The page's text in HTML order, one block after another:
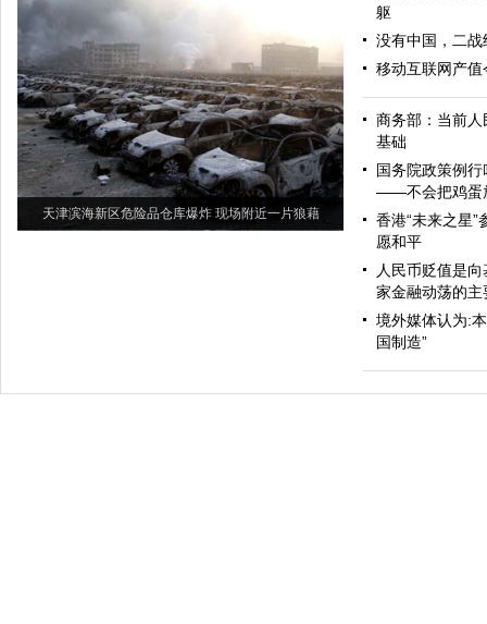
天津滨海新区危险品仓库爆炸 现场附近一片狼藉
躯
没有中国，二
移动互联网产
商务部：当前
基础
国务院政策例
——不会把鸡蛋
香港“未来之星
愿和平
人民币贬值是
家金融动荡的主
境外媒体认为:
国制造”